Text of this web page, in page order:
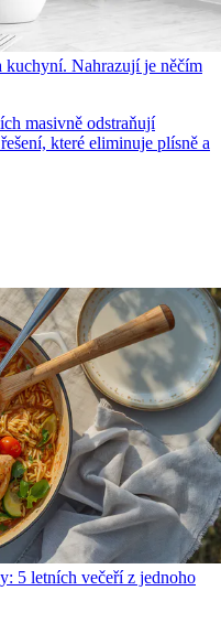
kuchyní. Nahrazují je něčím
masivně odstraňují
které eliminuje plísně a
5 letních večeří z jednoho